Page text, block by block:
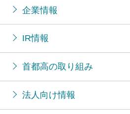
企業情報
IR情報
首都高の取り組み
法人向け情報